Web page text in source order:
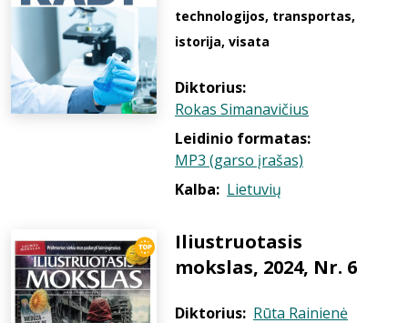
technologijos, transportas,
istorija, visata
Diktorius:
Rokas Simanavičius
Leidinio formatas:
MP3 (garso įrašas)
Kalba: Lietuvių
Iliustruotasis
mokslas, 2024, Nr. 6
Diktorius: Rūta Rainienė